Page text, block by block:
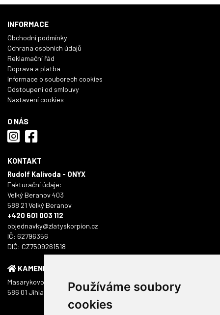
Používáme soubory
cookies
INFORMACE
Obchodní podmínky
Ochrana osobních údajů
Reklamační řád
Doprava a platba
Informace o souborech cookies
Odstoupení od smlouvy
Nastavení cookies
O NÁS
KONTAKT
Rudolf Kalivoda - ONYX
Fakturační údaje:
Velký Beranov 403
588 21 Velký Beranov
+420 601 003 112
objednavky@zlatyskorpion.cz
IČ: 62796356
DIČ: CZ7509261518
KAMENNÁ PRODEJNA
Masarykovo náměstí 1217/51
586 01 Jihlava